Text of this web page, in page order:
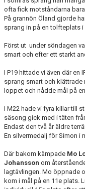
ofta fick motståndarna
På grannön Öland gjorde
sprang in på en tolfteplats i
Först ut under söndagen
smart och efter ett starkt
I P19 hittade vi även där en
sprang smart och klättrade
loppet och nådde mål på
I M22 hade vi fyra killar till
säsong gick med i täten
Endast den två år äldre
En silvermedalj för Simon i
Där bakom kämpade Mo
Johansson om
lagtävlingen. Mo öppnade
kom i mål på en 11e plats.